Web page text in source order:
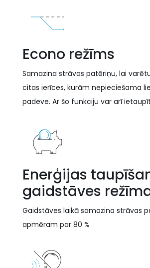
Econo režīms
Samazina strāvas patēriņu, lai
citas ierīces, kurām nepieciešama
padeve. Ar šo funkciju var arī
Enerģijas
gaidstāves
Gaidstāves laikā samazina strāvas
apmēram par 80 %